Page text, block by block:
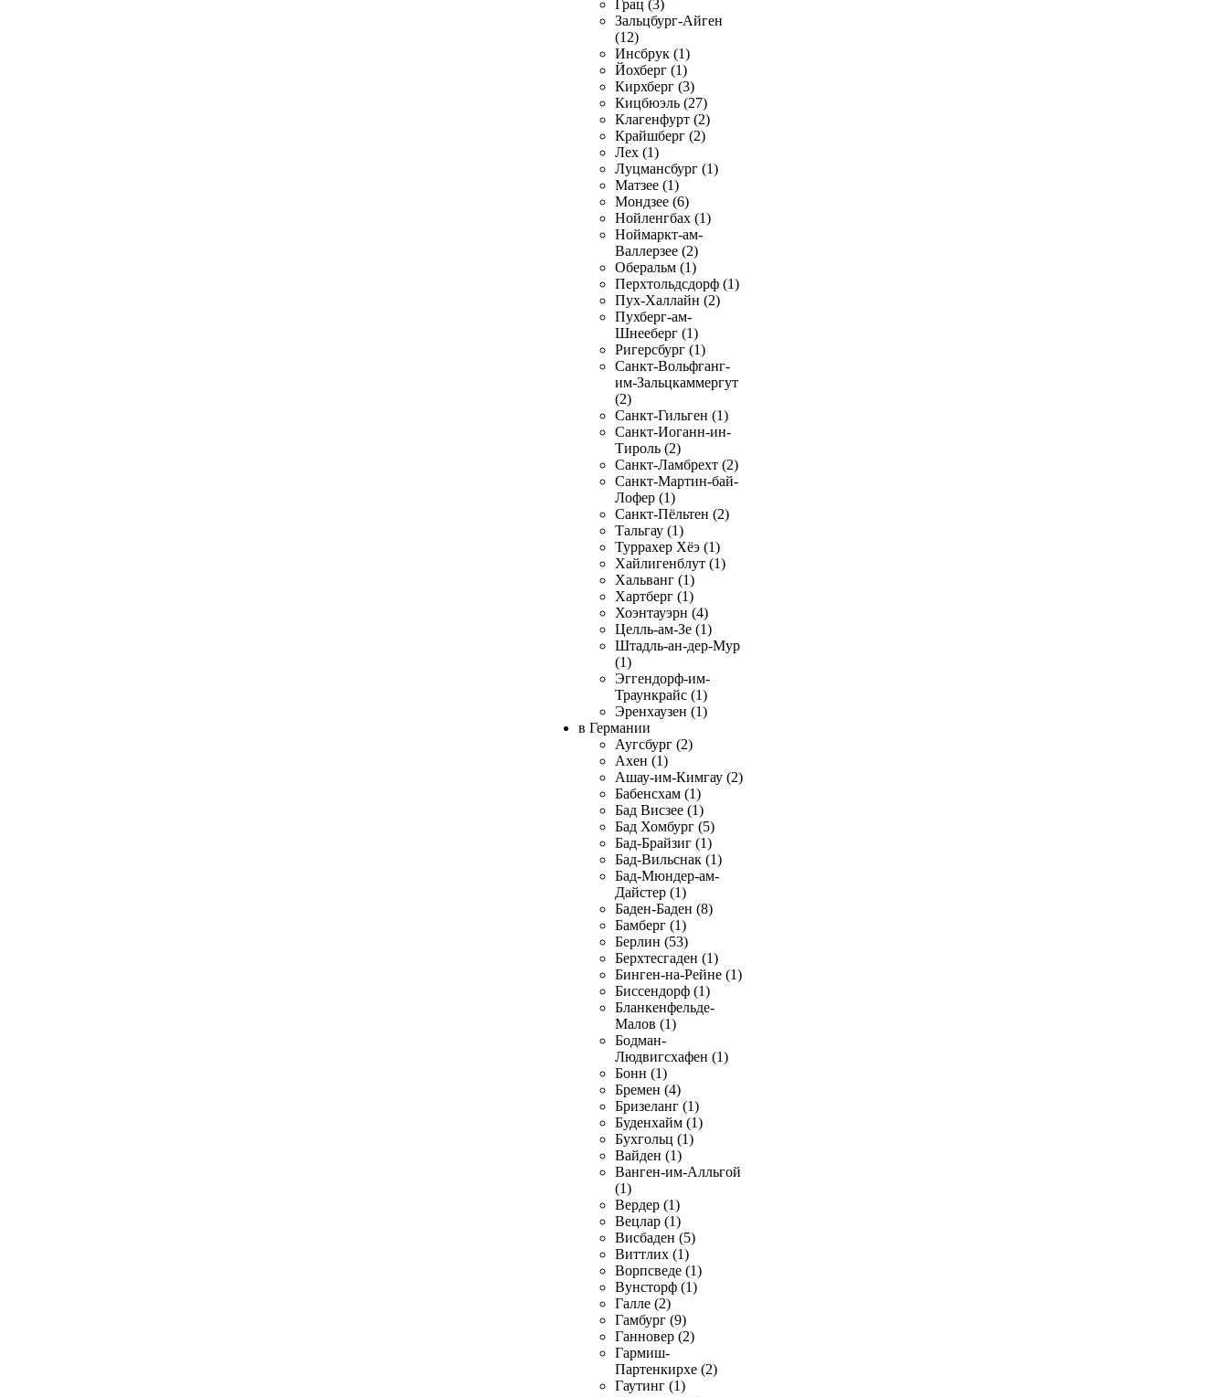
Грац (3)
Зальцбург-Айген
(12)
Инсбрук (1)
Йохберг (1)
Кирхберг (3)
Кицбюэль (27)
Клагенфурт (2)
Крайшберг (2)
Лех (1)
Луцмансбург (1)
Матзее (1)
Мондзее (6)
Нойленгбах (1)
Ноймаркт-ам-
Валлерзее (2)
Оберальм (1)
Перхтольдсдорф (1)
Пух-Халлайн (2)
Пухберг-ам-
Шнееберг (1)
Ригерсбург (1)
Санкт-Вольфганг-
им-Зальцкаммергут
(2)
Санкт-Гильген (1)
Санкт-Иоганн-ин-
Тироль (2)
Санкт-Ламбрехт (2)
Санкт-Мартин-бай-
Лофер (1)
Санкт-Пёльтен (2)
Тальгау (1)
Туррахер Хёэ (1)
Хайлигенблут (1)
Хальванг (1)
Хартберг (1)
Хоэнтауэрн (4)
Целль-ам-Зе (1)
Штадль-ан-дер-Мур
(1)
Эггендорф-им-
Траункрайс (1)
Эренхаузен (1)
в Германии
Аугсбург (2)
Ахен (1)
Ашау-им-Кимгау (2)
Бабенсхам (1)
Бад Висзее (1)
Бад Хомбург (5)
Бад-Брайзиг (1)
Бад-Вильснак (1)
Бад-Мюндер-ам-
Дайстер (1)
Баден-Баден (8)
Бамберг (1)
Берлин (53)
Берхтесгаден (1)
Бинген-на-Рейне (1)
Биссендорф (1)
Бланкенфельде-
Малов (1)
Бодман-
Людвигсхафен (1)
Бонн (1)
Бремен (4)
Бризеланг (1)
Буденхайм (1)
Бухгольц (1)
Вайден (1)
Ванген-им-Алльгой
(1)
Вердер (1)
Вецлар (1)
Висбаден (5)
Виттлих (1)
Ворпсведе (1)
Вунсторф (1)
Галле (2)
Гамбург (9)
Ганновер (2)
Гармиш-
Партенкирхе (2)
Гаутинг (1)